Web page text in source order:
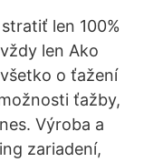
len 100%
len Ako
o ťažení
ťažby,
Výroba a
zariadení,